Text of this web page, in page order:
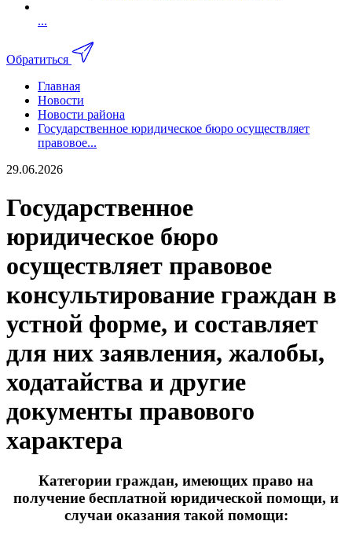
...
Обратиться
Главная
Новости
Новости района
Государственное юридическое бюро осуществляет
правовое...
29.06.2026
Государственное
юридическое бюро
осуществляет правовое
консультирование граждан в
устной форме, и составляет
для них заявления, жалобы,
ходатайства и другие
документы правового
характера
Категории граждан, имеющих право на
получение бесплатной юридической помощи, и
случаи оказания такой помощи: